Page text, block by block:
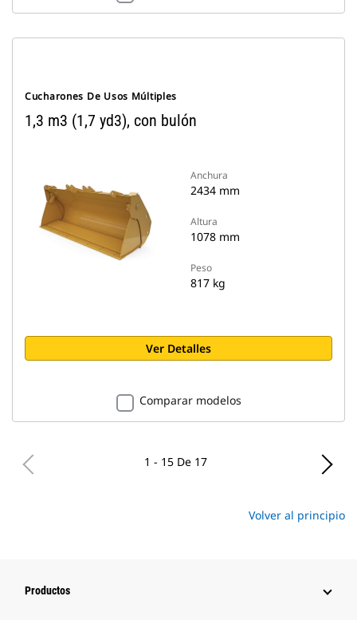
Cucharones De Usos Múltiples
1,3 m3 (1,7 yd3), con bulón
Anchura
2434 mm
Altura
1078 mm
Peso
817 kg
Ver Detalles
Comparar modelos
1 - 15 De 17
Volver al principio
Productos